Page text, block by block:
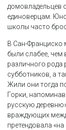
домовладельцев
единоверцам.
школы часто
В Сан-Франциско
были слабее, чем
различного рода
субботников, а
Жили они тогда
Горки,
русскую
враждующих
претендовала